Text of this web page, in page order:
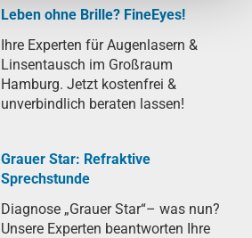
Leben ohne Brille? FineEyes!
Ihre Experten für Augenlasern &
Linsentausch im Großraum
Hamburg. Jetzt kostenfrei &
unverbindlich beraten lassen!
Grauer Star: Refraktive
Sprechstunde
Diagnose „Grauer Star“– was nun?
Unsere Experten beantworten Ihre